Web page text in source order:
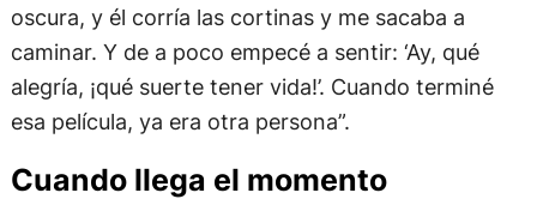
oscura, y él corría las cortinas y me sacaba a
caminar. Y de a poco empecé a sentir: ‘Ay, qué
alegría, ¡qué suerte tener vida!’. Cuando terminé
esa película, ya era otra persona”.
Cuando llega el momento